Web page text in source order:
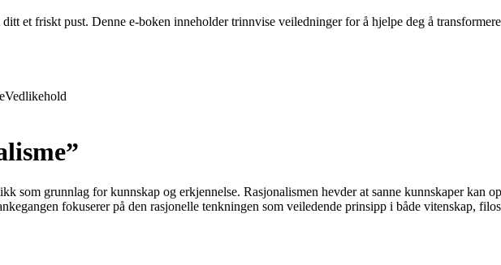
et friskt pust. Denne e-boken inneholder trinnvise veiledninger for å hjelpe deg å
Vedlikehold
som grunnlag for kunnskap og erkjennelse. Rasjonalismen hevder at sanne kunnskaper kan
fokuserer på den rasjonelle tenkningen som veiledende prinsipp i både vitenskap,